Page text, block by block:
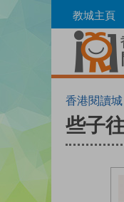
to
教城主頁
香港閱讀城
些子